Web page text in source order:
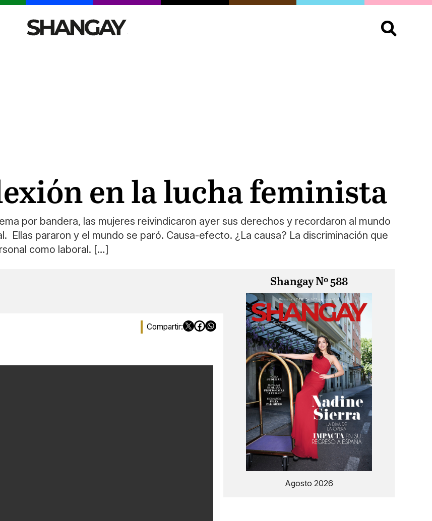
Buscar:
en la lucha feminista
por bandera, las mujeres reivindicaron ayer sus derechos y recordaron al mundo
Ellas pararon y el mundo se paró. Causa-efecto. ¿La causa? La discriminación que
como laboral. […]
Shangay Nº 588
Agosto 2026